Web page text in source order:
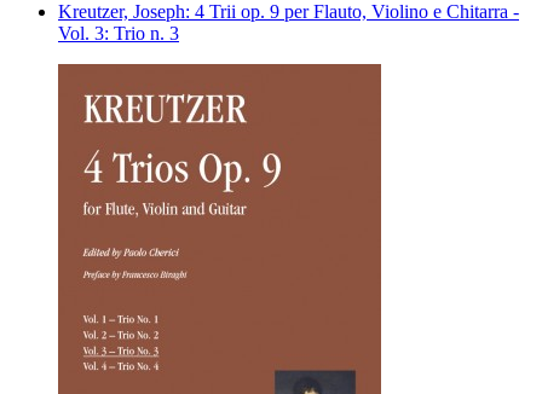
Kreutzer, Joseph: 4 Trii op. 9 per Flauto, Violino e Chitarra -
Vol. 3: Trio n. 3